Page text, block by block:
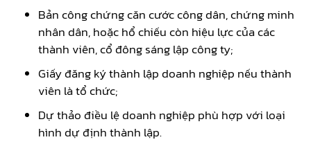
Bản công chứng căn cước công dân, chứng minh
nhân dân, hoặc hổ chiếu còn hiệu lực của các
thành viên, cổ đông sáng lập công ty;
Giấy đăng ký thành lập doanh nghiệp nếu thành
viên là tổ chức;
Dự thảo điều lệ doanh nghiệp phù hợp với loại
hình dự định thành lập.